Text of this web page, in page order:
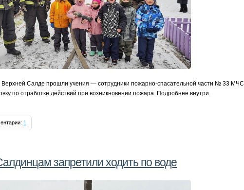
Салде прошли учения — сотрудники пожарно-спасательной части № 33 МЧС
по отработке действий при возникновении пожара. Подробнее внутри.
1
запретили ходить по воде